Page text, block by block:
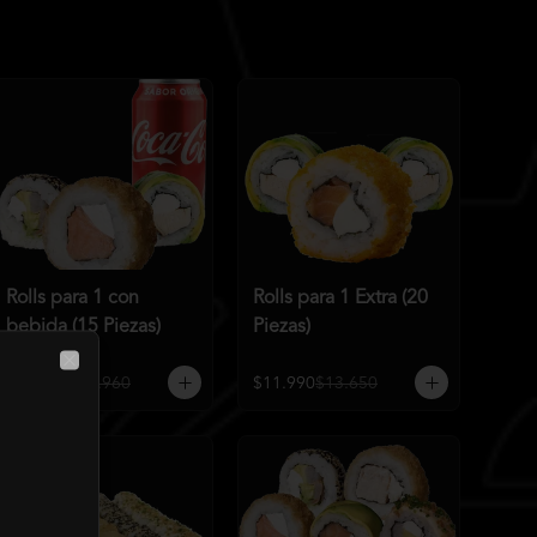
Rolls para 1 con
bebida (15 Piezas)
$11.960
Rolls para 1 Extra (20
Piezas)
$11.990$13.650
Close